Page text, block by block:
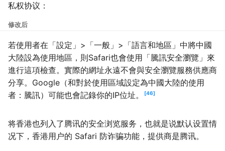
私权协议：
修改后
若使用者在「設定」>「一般」>「語言和地區」中將中國
大陸設為使用地區，則Safari也會使用「騰訊安全瀏覽」來
進行這項檢查。實際的網址永遠不會與安全瀏覽服務供應商
分享。Google（和對於使用區域設定為中國大陸的使用
者：騰訊）可能也會記錄你的IP位址。
46
将香港也列入了腾讯的安全浏览服务，也就是说默认设置情
况下，香港用户的 Safari 防诈骗功能，提供商是腾讯。